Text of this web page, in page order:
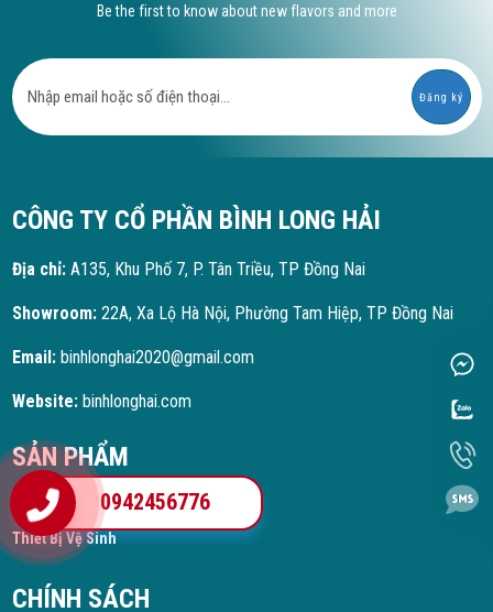
Be the first to know about new flavors and more
Đăng ký
CÔNG TY CỔ PHẦN BÌNH LONG HẢI
Địa chỉ:A135, Khu Phố 7, P. Tân Triều, TP Đồng Nai
Showroom:22A, Xa Lộ Hà Nội, Phường Tam Hiệp, TP Đồng Nai
Email:binhlonghai2020@gmail.com
Website: binhlonghai.com
SẢN PHẨM
Hóa Chất
Thiết Bị Vệ Sinh
CHÍNH SÁCH
0942456776